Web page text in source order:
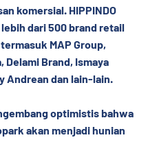
komersial. HIPPINDO
dari 500 brand retail
MAP Group,
Delami Brand, Ismaya
Andrean dan lain-lain.
optimistis bahwa
akan menjadi hunian